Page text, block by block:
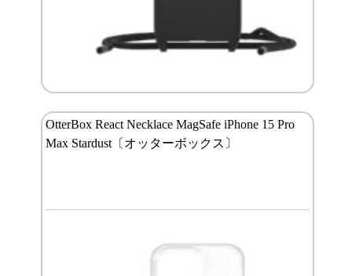
OtterBox React Necklace MagSafe iPhone 15 Pro
Max Stardust〔オッターボックス〕